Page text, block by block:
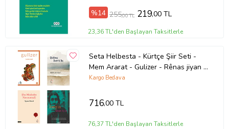
Baskı Tarihi Ekim 2023
Çevirmen
Zişan Türkcephe
Ciltsiz
Kağıt Cinsi
2. Hamur
Yayın Dili
Türkçe
Zişan Türkcephe
Ürün Kodu:
kcm43983004
%14 255,00 TL 219,00 TL
23,36 TL'den Başlayan Taksitlerle
Seta Helbesta - Kürtçe Şiir Seti -
Mem Ararat - Gulizer - Rênas jiyan -
Janya (4 KİTAP) (Krem)
Kargo Bedava
716,00 TL
76,37 TL'den Başlayan Taksitlerle